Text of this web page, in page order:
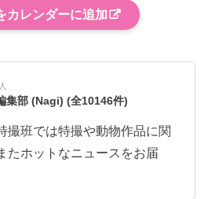
カレンダーに追加
集部 (Nagi)(全10146件)
撮班では特撮や動物作品に関
たホットなニュースをお届